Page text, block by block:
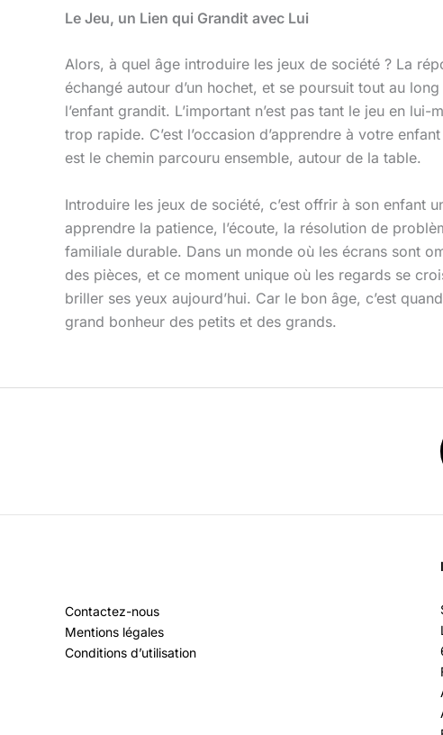
Le Jeu, un Lien qui Grandit avec Lui
Alors, à quel âge introduire les jeux de société ? La
échangé autour d’un hochet, et se poursuit tout au
l’enfant grandit. L’important n’est pas tant le jeu en
trop rapide. C’est l’occasion d’apprendre à votre
est le chemin parcouru ensemble, autour de la table.
Introduire les jeux de société, c’est offrir à son enfant
apprendre la patience, l’écoute, la résolution de
familiale durable. Dans un monde où les écrans sont
des pièces, et ce moment unique où les regards se
briller ses yeux aujourd’hui. Car le bon âge, c’est
grand bonheur des petits et des grands.
Contactez-nous
Mentions légales
Conditions d’utilisation